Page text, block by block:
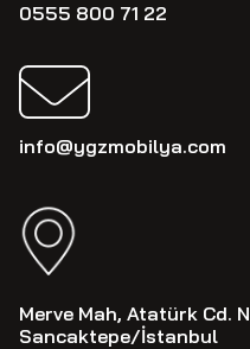
0555 800 71 22
info@ygzmobilya.com
Merve Mah, Atatürk Cd.
Sancaktepe/İstanbul